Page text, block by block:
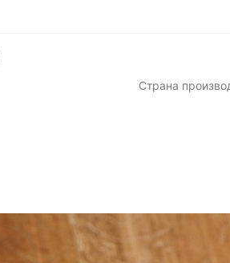
Страна